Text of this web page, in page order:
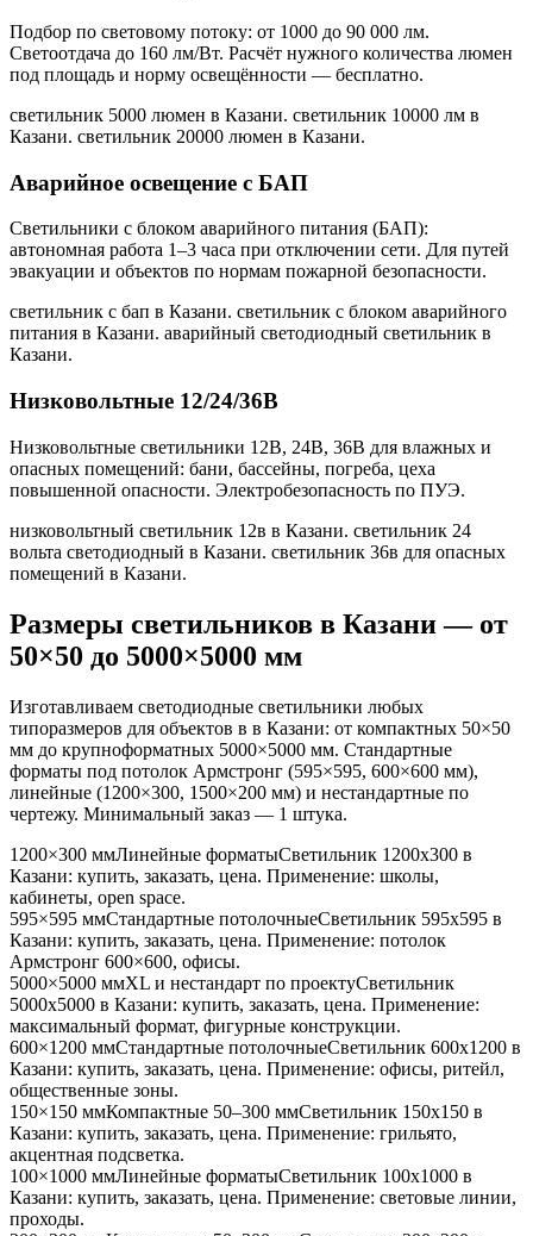
Подбор по световому потоку: от 1000 до 90 000 лм.
Светоотдача до 160 лм/Вт. Расчёт нужного количества люмен
под площадь и норму освещённости — бесплатно.
светильник 5000 люмен в Казани. светильник 10000 лм в
Казани. светильник 20000 люмен в Казани.
Аварийное освещение с БАП
Светильники с блоком аварийного питания (БАП):
автономная работа 1–3 часа при отключении сети. Для путей
эвакуации и объектов по нормам пожарной безопасности.
светильник с бап в Казани. светильник с блоком аварийного
питания в Казани. аварийный светодиодный светильник в
Казани.
Низковольтные 12/24/36В
Низковольтные светильники 12В, 24В, 36В для влажных и
опасных помещений: бани, бассейны, погреба, цеха
повышенной опасности. Электробезопасность по ПУЭ.
низковольтный светильник 12в в Казани. светильник 24
вольта светодиодный в Казани. светильник 36в для опасных
помещений в Казани.
Размеры светильников в Казани— от
50×50 до 5000×5000 мм
Изготавливаем светодиодные светильники любых
типоразмеров для объектов в в Казани: от компактных 50×50
мм до крупноформатных 5000×5000 мм. Стандартные
форматы под потолок Армстронг (595×595, 600×600 мм),
линейные (1200×300, 1500×200 мм) и нестандартные по
чертежу. Минимальный заказ — 1 штука.
1200×300 ммЛинейные форматыСветильник 1200x300 в
Казани: купить, заказать, цена. Применение: школы,
кабинеты, open space.
595×595 ммСтандартные потолочныеСветильник 595x595 в
Казани: купить, заказать, цена. Применение: потолок
Армстронг 600×600, офисы.
5000×5000 ммXL и нестандарт по проектуСветильник
5000x5000 в Казани: купить, заказать, цена. Применение:
максимальный формат, фигурные конструкции.
600×1200 ммСтандартные потолочныеСветильник 600x1200 в
Казани: купить, заказать, цена. Применение: офисы, ритейл,
общественные зоны.
150×150 ммКомпактные 50–300 ммСветильник 150x150 в
Казани: купить, заказать, цена. Применение: грильято,
акцентная подсветка.
100×1000 ммЛинейные форматыСветильник 100x1000 в
Казани: купить, заказать, цена. Применение: световые линии,
проходы.